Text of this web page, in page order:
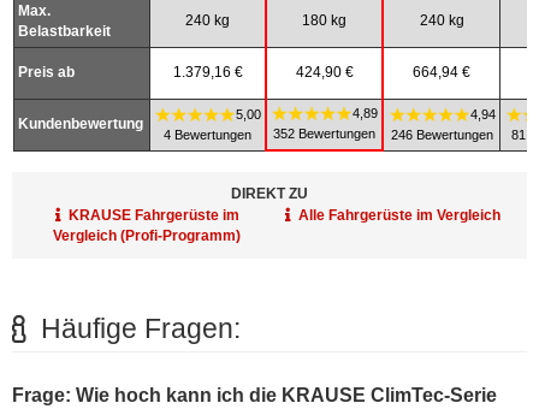
Max.
Belastbarkeit
240 kg 180 kg 240 kg
Preis ab 1.379,16 € 424,90 € 664,94 €
Kundenbewertung
5,00
4 Bewertungen
4,89
352 Bewertungen
4,94
246 Bewertungen
81
DIREKT ZU
KRAUSE Fahrgerüste im
Vergleich (Profi-Programm)
Alle Fahrgerüste im Vergleich
Häufige Fragen:
Frage: Wie hoch kann ich die KRAUSE ClimTec-Serie